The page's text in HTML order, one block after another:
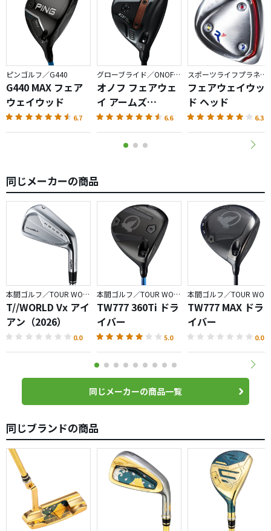
ピンゴルフ／G440
G440 MAX フェア
ウェイウッド
6.7
グローブライド／ONOFF AKA
オノフ フェアウェ
イ アームズ
AKA（2026）
6.6
スポーツライフプラネッツ／RODDIO
フェアウェイウッ
ド ヘッド
6.3
同じメーカーの商品
本間ゴルフ／TOUR WORLD
T//WORLD Vx アイ
アン（2026）
0.0
本間ゴルフ／TOUR WORLD
TW777 360Ti ドラ
イバー
5.0
TW777 MAX ドラ
イバー
0.0
同じメーカーの商品一覧
同じブランドの商品